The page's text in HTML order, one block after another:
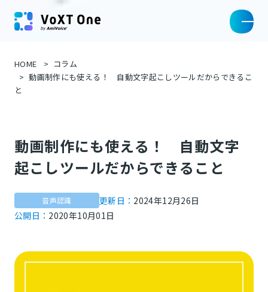
HOME
コラム
動画制作にも使える！ 自動文字起こしツールだからできるこ
と
動画制作にも使える！ 自動文字
起こしツールだからできること
音声認識 更新日： 2024年12月26日
公開日： 2020年10月01日